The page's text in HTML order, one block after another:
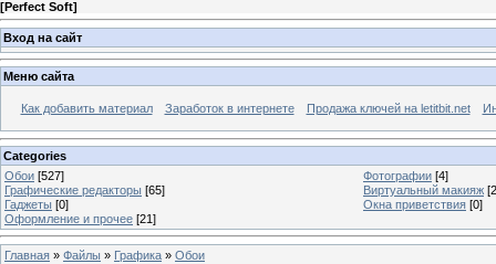
[Perfect Soft]
Вход на сайт
Меню сайта
Как добавить материал Заработок в интернете Продажа ключей на letitbit.net
Categories
Обои [527] Фотографии [4]
Графические редакторы [65] Виртуальный макияж
Гаджеты [0] Окна приветствия [0]
Оформление и прочее [21]
Главная » Файлы » Графика » Обои